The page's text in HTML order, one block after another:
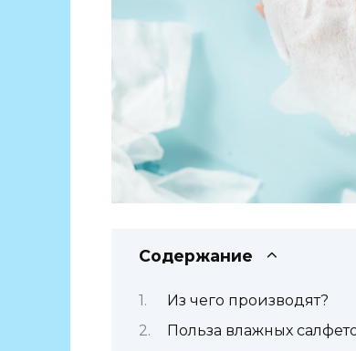
Содержание
Из чего производят?
Польза влажных